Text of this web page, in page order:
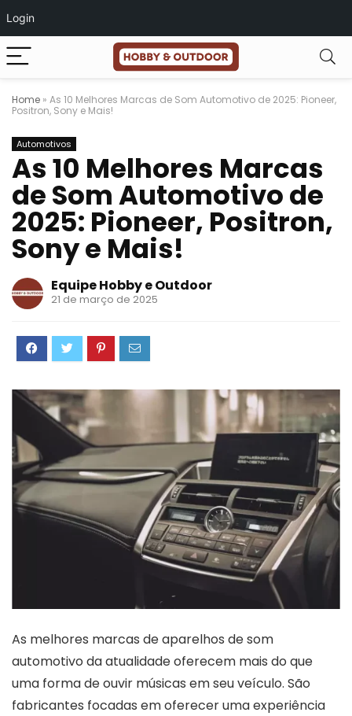
Login
Home » As 10 Melhores Marcas de Som Automotivo de 2025: Pioneer,
Positron, Sony e Mais!
Automotivos
As 10 Melhores Marcas
de Som Automotivo de
2025: Pioneer, Positron,
Sony e Mais!
Equipe Hobby e Outdoor
21 de março de 2025
As melhores marcas de aparelhos de som
automotivo da atualidade oferecem mais do que
uma forma de ouvir músicas em seu veículo. São
fabricantes focadas em oferecer uma experiência